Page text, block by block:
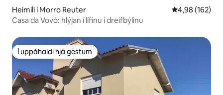
Heimili í Morro Reuter 4,98 af 5 í
4,98 (162)
Casa da Vovó: hlýjan í lífinu í dreifbýlinu
Í uppáhaldi hjá gestum
Í uppáhaldi hjá gestum